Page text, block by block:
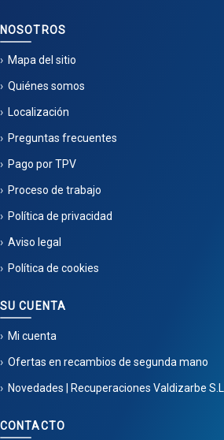
NOSOTROS
Mapa del sitio
Quiénes somos
Localización
Preguntas frecuentes
Pago por TPV
Proceso de trabajo
Política de privacidad
Aviso legal
Política de cookies
SU CUENTA
Mi cuenta
Ofertas en recambios de segunda mano
Novedades | Recuperaciones Valdizarbe S.L.
CONTACTO